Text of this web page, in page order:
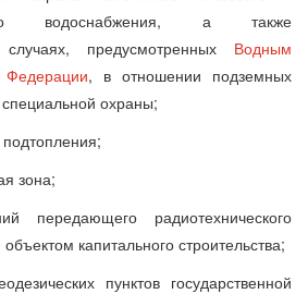
водоснабжения, а также
предусмотренных Водным
Федерации, в отношении подземных
охраны;
зона;
передающего радиотехнического
капитального строительства;
пунктов государственной